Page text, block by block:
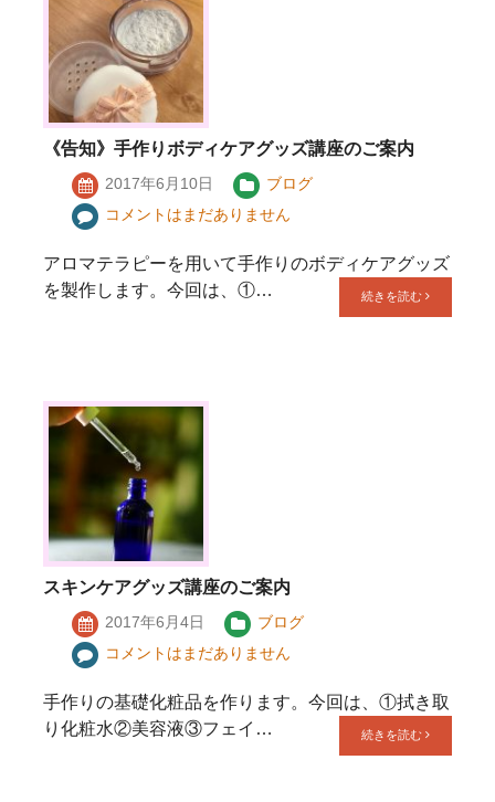
《告知》手作りボディケアグッズ講座のご案内
2017年6月10日
ブログ
コメントはまだありません
アロマテラピーを用いて手作りのボディケアグッズ
を製作します。今回は、①…
続きを読む
スキンケアグッズ講座のご案内
2017年6月4日
ブログ
コメントはまだありません
手作りの基礎化粧品を作ります。今回は、①拭き取
り化粧水②美容液③フェイ…
続きを読む